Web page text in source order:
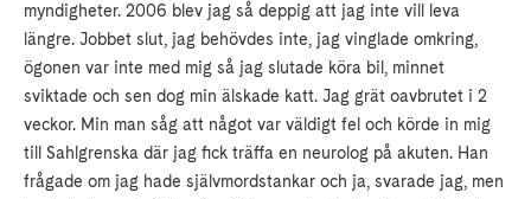
myndigheter. 2006 blev jag så deppig att jag inte vill leva
längre. Jobbet slut, jag behövdes inte, jag vinglade omkring,
ögonen var inte med mig så jag slutade köra bil, minnet
sviktade och sen dog min älskade katt. Jag grät oavbrutet i 2
veckor. Min man såg att något var väldigt fel och körde in mig
till Sahlgrenska där jag fick träffa en neurolog på akuten. Han
frågade om jag hade självmordstankar och ja, svarade jag, men